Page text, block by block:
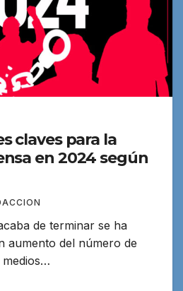
claves para la
en 2024 según
de terminar se ha
aumento del número de
medios…